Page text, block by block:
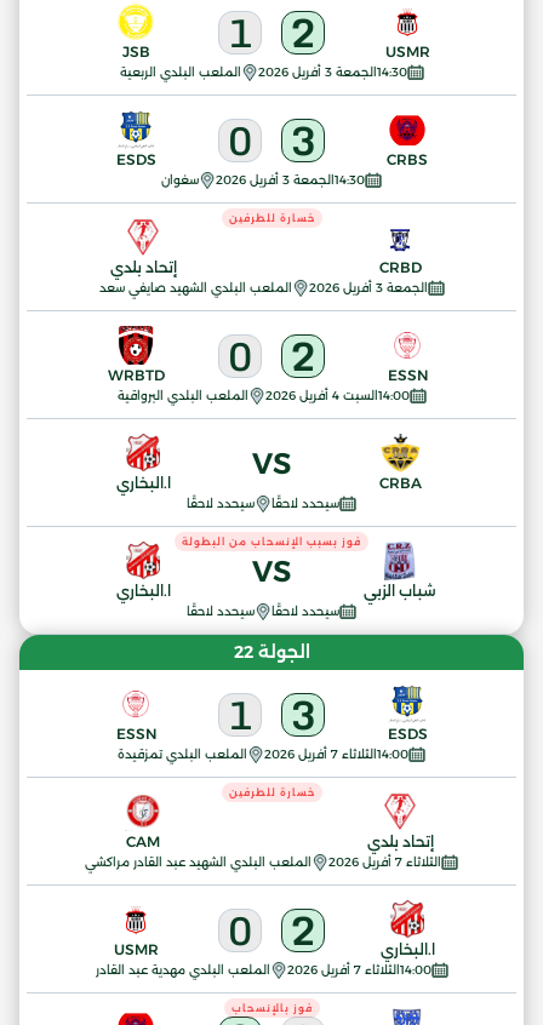
14:30الجمعة 3 أفريل 2026 الملعب البلدي الربعية
USMR
2
1
JSB
14:30الجمعة 3 أفريل 2026 سغوان
CRBS
3
0
ESDS
الجمعة 3 أفريل 2026 الملعب البلدي الشهيد صايفي سعد
CRBD
خسارة للطرفين
إتحاد بلدي
14:00السبت 4 أفريل 2026 الملعب البلدي البرواقية
ESSN
2
0
WRBTD
سيحدد لاحقًا سيحدد لاحقًا
CRBA
VS
ا.البخاري
سيحدد لاحقًا سيحدد لاحقًا
شباب الزبي
VS
فوز بسبب الإنسحاب من البطولة
ا.البخاري
الجولة 22
14:00الثلاثاء 7 أفريل 2026 الملعب البلدي تمزقيدة
ESDS
3
1
ESSN
الثلاثاء 7 أفريل 2026 الملعب البلدي الشهيد عبد القادر مراكشي
إتحاد بلدي
خسارة للطرفين
CAM
14:00الثلاثاء 7 أفريل 2026 الملعب البلدي مهدية عبد القادر
ا.البخاري 2
0
USMR
فوز بالإنسحاب